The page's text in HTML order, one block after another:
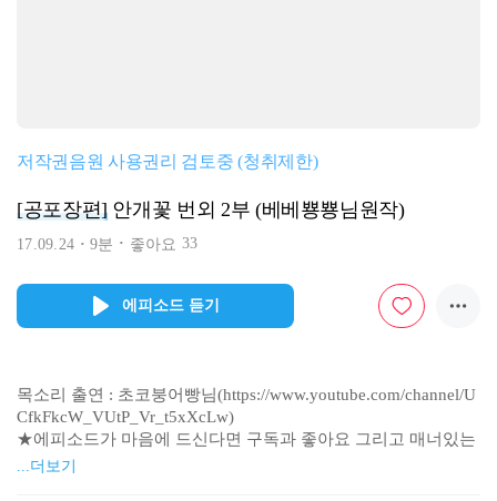
저작권음원 사용권리 검토중 (청취제한)
[공포장편]안개꽃 번외 2부 (베베뿅뿅님원작)
17.09.24 9분 좋아요 33
에피소드 듣기
목소리 출연 : 초코붕어빵님(https://www.youtube.com/channel/U
CfkFkcW_VUtP_Vr_t5xXcLw)
★에피소드가 마음에 드신다면 구독과 좋아요 그리고 매너있는
댓글 부탁드려요!
...더보기